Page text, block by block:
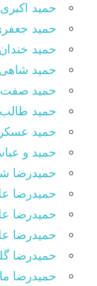
حمید اکبری
حمید
حمید خندان
حمید شاهی
حمید صفت
حمید طالب
حمید
حمید و
حمیدرضا
حمیدرضا
حمیدرضا
حمیدرضا
حمیدرضا
حمیدرضا